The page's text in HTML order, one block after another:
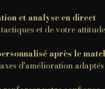
et analyse en direct
et de votre
après le
d'amélioration